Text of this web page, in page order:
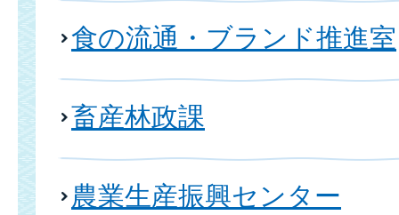
食の流通・ブランド推進室
畜産林政課
農業生産振興センター